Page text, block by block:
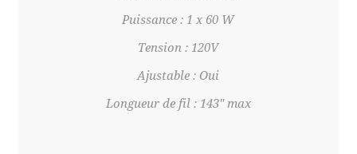
Puissance : 1 x 60 W
Tension : 120V
Ajustable : Oui
Longueur de fil : 143" max